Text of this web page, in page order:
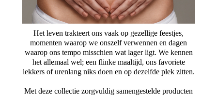
Het leven trakteert ons vaak op gezellige feestjes,
momenten waarop we onszelf verwennen en dagen
waarop ons tempo misschien wat lager ligt. We kennen
het allemaal wel; een flinke maaltijd, ons favoriete
lekkers of urenlang niks doen en op dezelfde plek zitten.
Met deze collectie zorgvuldig samengestelde producten